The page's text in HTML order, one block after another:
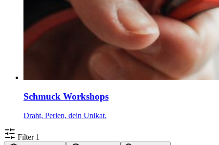
Schmuck Workshops
Draht, Perlen, dein Unikat.
Filter 1